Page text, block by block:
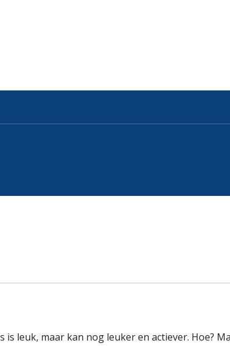
is leuk, maar kan nog leuker en actiever. Hoe?